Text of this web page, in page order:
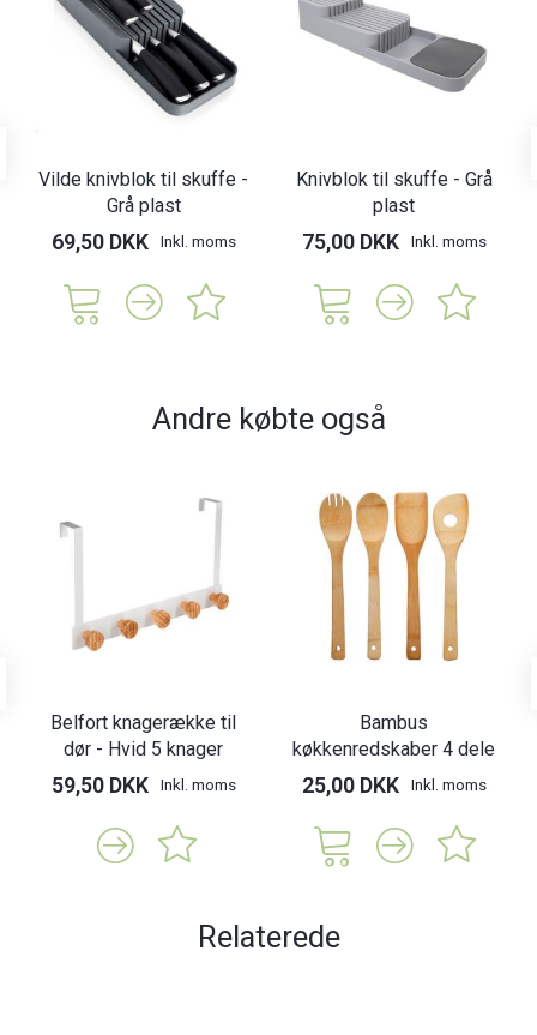
Vilde knivblok til skuffe -
Grå plast
69,50 DKK Inkl. moms
Knivblok til skuffe - Grå
plast
75,00 DKK Inkl. moms
Andre købte også
Belfort knagerække til
dør - Hvid 5 knager
59,50 DKK Inkl. moms
Bambus
køkkenredskaber 4 dele
25,00 DKK Inkl. moms
Relaterede